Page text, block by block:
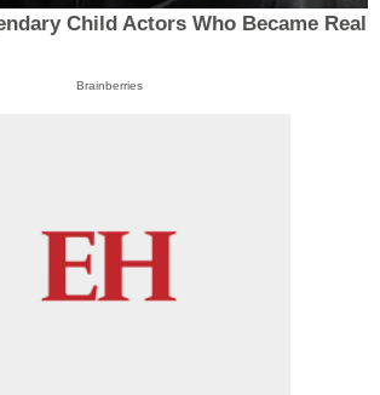
Child Actors Who Became Real
Brainberries